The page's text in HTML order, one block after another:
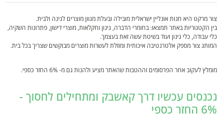
צוּר מרקט היא חנות אונליין ישראלית מובילה ובעלת מגוון מוצרים לגינה ולבית.
בין הקטגוריות באתר תמצאו: בחומרי הדברה, גינון וחקלאות, מוצרי דישון, פתרונות השקיה,
כלי עבודה, כלי גינון ועוד בשיטת עשה זאת בעצמך.
המותג צוּר מספק אלטרנטיבה איכותית ומוזלת לעשרות מוצרים מבוקשים שצריך בכל בית.
מומלץ לעקוב אחר הפרסומים וההטבות שהאתר מציע ולהנות גם מ- 6% החזר כספי.
נכנסים עכשיו דרך קאשבק ומתחילים לחסוך -
6% החזר כספי